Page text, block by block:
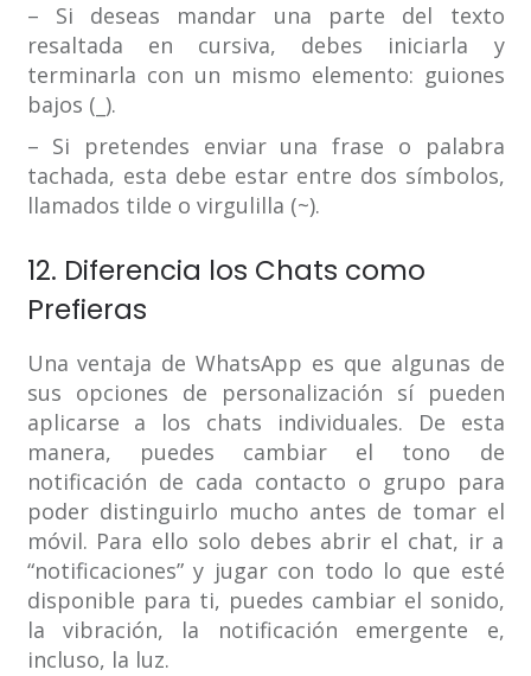
– Si deseas mandar una parte del texto
resaltada en cursiva, debes iniciarla y
terminarla con un mismo elemento: guiones
bajos (_).
– Si pretendes enviar una frase o palabra
tachada, esta debe estar entre dos símbolos,
llamados tilde o virgulilla (~).
12. Diferencia los Chats como
Prefieras
Una ventaja de WhatsApp es que algunas de
sus opciones de personalización sí pueden
aplicarse a los chats individuales. De esta
manera, puedes cambiar el tono de
notificación de cada contacto o grupo para
poder distinguirlo mucho antes de tomar el
móvil. Para ello solo debes abrir el chat, ir a
“notificaciones” y jugar con todo lo que esté
disponible para ti, puedes cambiar el sonido,
la vibración, la notificación emergente e,
incluso, la luz.